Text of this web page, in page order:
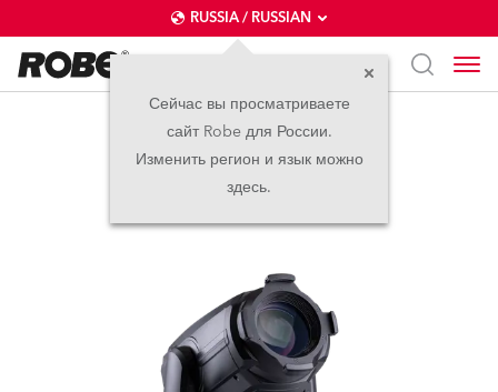
RUSSIA / RUSSIAN
Сейчас вы просматриваете
сайт Robe для России.
Изменить регион и язык можно
здесь.
T.5 Profile™